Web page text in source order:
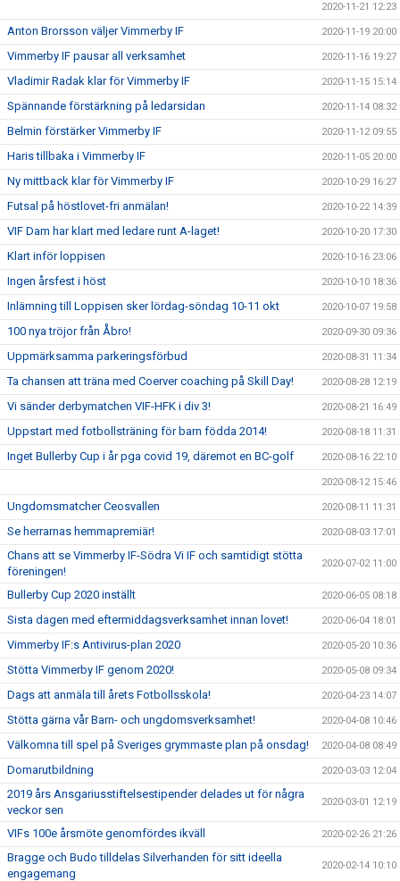
2020-11-21 12:23
Anton Brorsson väljer Vimmerby IF 2020-11-19 20:00
Vimmerby IF pausar all verksamhet 2020-11-16 19:27
Vladimir Radak klar för Vimmerby IF 2020-11-15 15:14
Spännande förstärkning på ledarsidan 2020-11-14 08:32
Belmin förstärker Vimmerby IF 2020-11-12 09:55
Haris tillbaka i Vimmerby IF 2020-11-05 20:00
Ny mittback klar för Vimmerby IF 2020-10-29 16:27
Futsal på höstlovet-fri anmälan! 2020-10-22 14:39
VIF Dam har klart med ledare runt A-laget! 2020-10-20 17:30
Klart inför loppisen 2020-10-16 23:06
Ingen årsfest i höst 2020-10-10 18:36
Inlämning till Loppisen sker lördag-söndag 10-11 okt 2020-10-07 19:58
100 nya tröjor från Åbro! 2020-09-30 09:36
Uppmärksamma parkeringsförbud 2020-08-31 11:34
Ta chansen att träna med Coerver coaching på Skill Day! 2020-08-28 12:19
Vi sänder derbymatchen VIF-HFK i div 3! 2020-08-21 16:49
Uppstart med fotbollsträning för barn födda 2014! 2020-08-18 11:31
Inget Bullerby Cup i år pga covid 19, däremot en BC-golf 2020-08-16 22:10
2020-08-12 15:46
Ungdomsmatcher Ceosvallen 2020-08-11 11:31
Se herrarnas hemmapremiär! 2020-08-03 17:01
Chans att se Vimmerby IF-Södra Vi IF och samtidigt stötta
föreningen!
2020-07-02 11:00
Bullerby Cup 2020 inställt 2020-06-05 08:18
Sista dagen med eftermiddagsverksamhet innan lovet! 2020-06-04 18:01
Vimmerby IF:s Antivirus-plan 2020 2020-05-20 10:36
Stötta Vimmerby IF genom 2020! 2020-05-08 09:34
Dags att anmäla till årets Fotbollsskola! 2020-04-23 14:07
Stötta gärna vår Barn- och ungdomsverksamhet! 2020-04-08 10:46
Välkomna till spel på Sveriges grymmaste plan på onsdag! 2020-04-08 08:49
Domarutbildning 2020-03-03 12:04
2019 års Ansgariusstiftelsestipender delades ut för några
veckor sen
2020-03-01 12:19
VIFs 100e årsmöte genomfördes ikväll 2020-02-26 21:26
Bragge och Budo tilldelas Silverhanden för sitt ideella
engagemang
2020-02-14 10:10